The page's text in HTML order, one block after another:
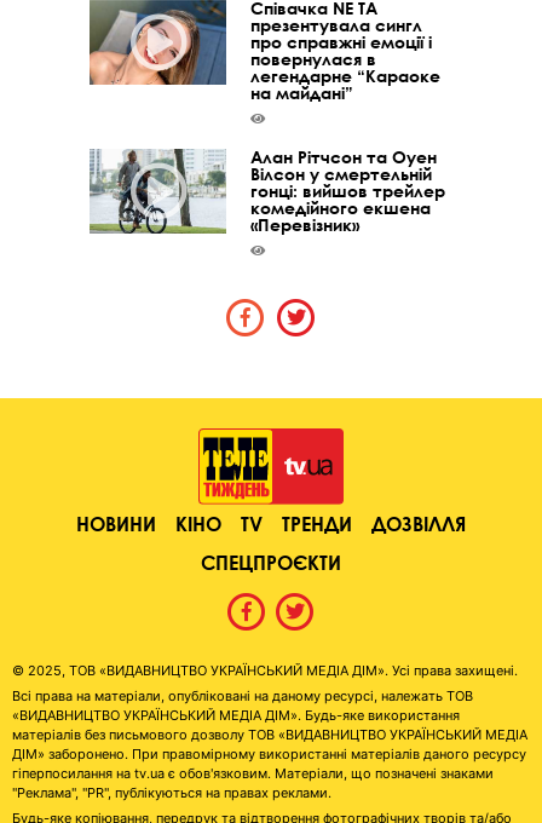
Співачка NE TA
презентувала сингл
про справжні емоції і
повернулася в
легендарне “Караоке
на майдані”
Алан Рітчсон та Оуен
Вілсон у смертельній
гонці: вийшов трейлер
комедійного екшена
«Перевізник»
НОВИНИ КІНО TV ТРЕНДИ
ДОЗВІЛЛЯ
СПЕЦПРОЄКТИ
© 2025, ТОВ «ВИДАВНИЦТВО УКРАЇНСЬКИЙ МЕДІА ДІМ». Усі права захищені.
Всі права на матеріали, опубліковані на даному ресурсі, належать ТОВ
«ВИДАВНИЦТВО УКРАЇНСЬКИЙ МЕДІА ДІМ». Будь-яке використання
матеріалів без письмового дозволу ТОВ «ВИДАВНИЦТВО УКРАЇНСЬКИЙ МЕДІА
ДІМ» заборонено. При правомірному використанні матеріалів даного ресурсу
гіперпосилання на tv.ua є обов'язковим. Матеріали, що позначені знаками
"Реклама", "PR", публікуються на правах реклами.
Будь-яке копіювання, передрук та відтворення фотографічних творів та/або